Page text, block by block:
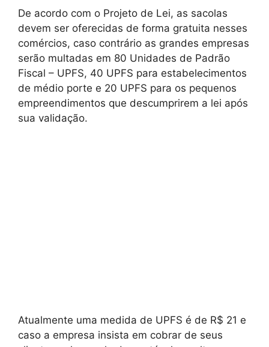
De acordo com o Projeto de Lei, as sacolas
devem ser oferecidas de forma gratuita nesses
comércios, caso contrário as grandes empresas
serão multadas em 80 Unidades de Padrão
Fiscal – UPFS, 40 UPFS para estabelecimentos
de médio porte e 20 UPFS para os pequenos
empreendimentos que descumprirem a lei após
sua validação.
Atualmente uma medida de UPFS é de R$ 21 e
caso a empresa insista em cobrar de seus